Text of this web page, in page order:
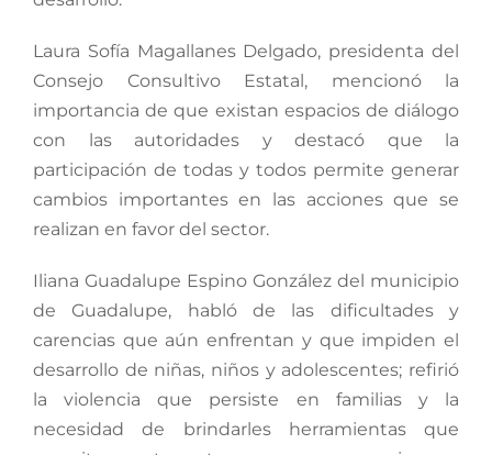
Laura Sofía Magallanes Delgado, presidenta del
Consejo Consultivo Estatal, mencionó la
importancia de que existan espacios de diálogo
con las autoridades y destacó que la
participación de todas y todos permite generar
cambios importantes en las acciones que se
realizan en favor del sector.
Iliana Guadalupe Espino González del municipio
de Guadalupe, habló de las dificultades y
carencias que aún enfrentan y que impiden el
desarrollo de niñas, niños y adolescentes; refirió
la violencia que persiste en familias y la
necesidad de brindarles herramientas que